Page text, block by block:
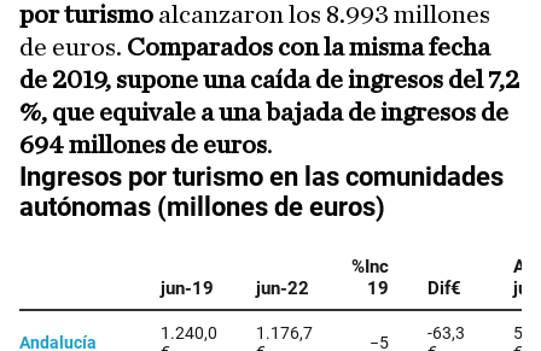
por turismo alcanzaron los 8.993 millones
de euros. Comparados con la misma fecha
de 2019, supone una caída de ingresos del 7,2
%, que equivale a una bajada de ingresos de
694 millones de euros.